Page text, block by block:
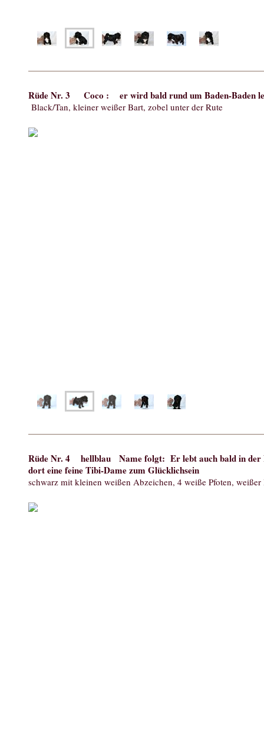
Rüde Nr. 3 Coco : er wird bald rund um Baden-Baden
Black/Tan, kleiner weißer Bart, zobel unter der Rute
Rüde Nr. 4 hellblau Name folgt: Er lebt auch bald in der
dort eine feine Tibi-Dame zum Glücklichsein
schwarz mit kleinen weißen Abzeichen, 4 weiße Pfoten,